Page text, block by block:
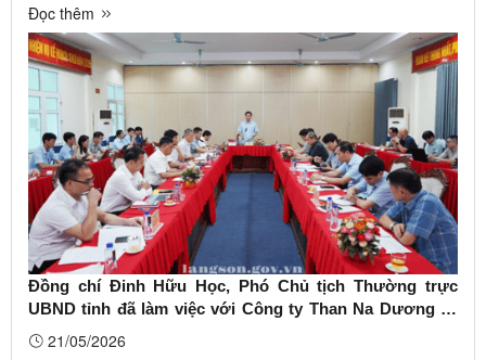
tỉnh. Ảnh minh họa. Nguồn Internet Theo đó, giao Sở Xây
dựng chủ trì, ...
Đọc thêm
Đồng chí Đinh Hữu Học, Phó Chủ tịch Thường trực
UBND tỉnh đã làm việc với Công ty Than Na Dương và
Công ty Nhiệt điện Na Dương
21/05/2026